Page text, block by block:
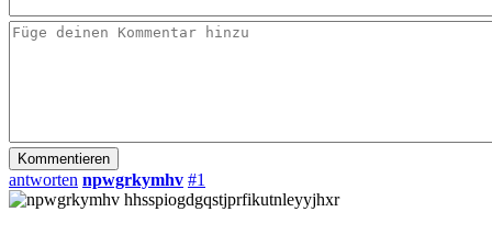
antworten npwgrkymhv #1
hhsspiogdgqstjprfikutnleyyjhxr